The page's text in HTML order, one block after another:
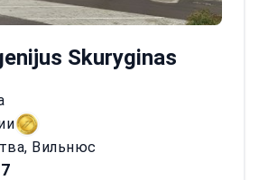
Skuryginas
Вильнюс